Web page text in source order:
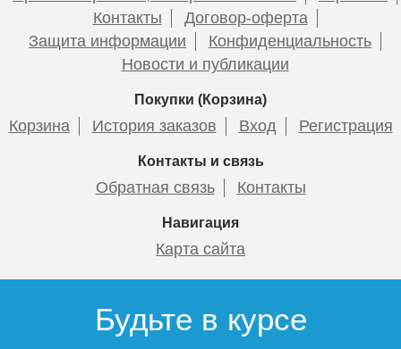
Контакты
Договор-оферта
Защита информации
Конфиденциальность
Новости и публикации
Покупки (Корзина)
Корзина История заказов Вход Регистрация
Контакты и связь
Обратная связь Контакты
Навигация
Карта сайта
Будьте в курсе